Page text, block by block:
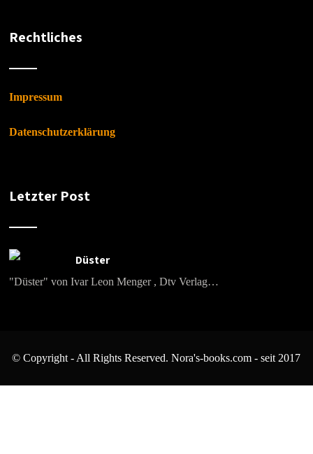
Rechtliches
Impressum
Datenschutzerklärung
Letzter Post
Düster
"Düster" von Ivar Leon Menger , Dtv Verlag…
© Copyright - All Rights Reserved. Nora's-books.com - seit 2017